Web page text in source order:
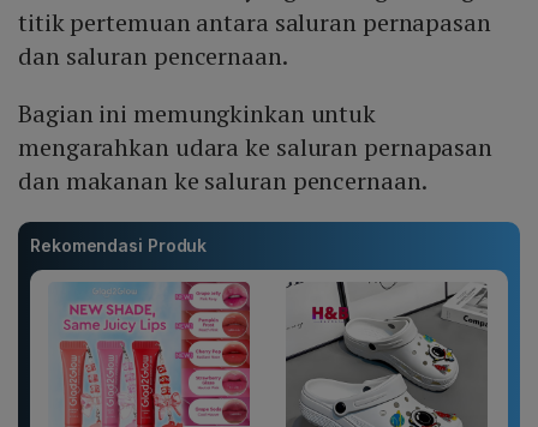
titik pertemuan antara saluran pernapasan
dan saluran pencernaan.
Bagian ini memungkinkan untuk
mengarahkan udara ke saluran pernapasan
dan makanan ke saluran pencernaan.
Rekomendasi Produk